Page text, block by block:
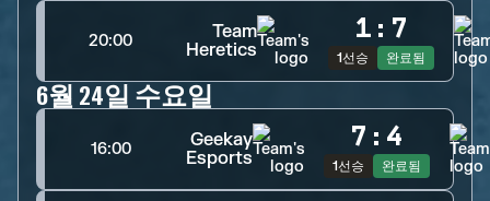
20:00
Team
Heretics
1 : 7
1선승 완료됨
6월 24일 수요일
16:00
Geekay
Esports
7 : 4
1선승 완료됨